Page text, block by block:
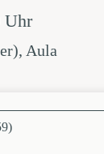
Uhr
Aula